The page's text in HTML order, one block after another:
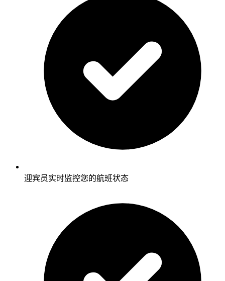
迎宾员实时监控您的航班状态